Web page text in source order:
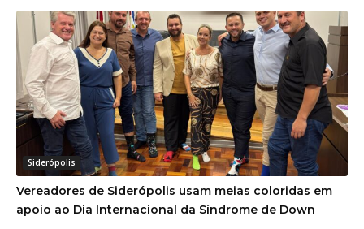
Siderópolis
Vereadores de Siderópolis usam meias coloridas em
apoio ao Dia Internacional da Síndrome de Down